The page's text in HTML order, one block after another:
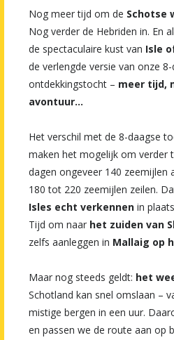
Nog meer tijd om de Schotse
Nog verder de Hebriden in. En
de spectaculaire kust van Isle
de verlengde versie van onze 8-
ontdekkingstocht – meer tijd,
avontuur...
Het verschil met de 8-daagse
maken het mogelijk om verder
dagen ongeveer 140 zeemijlen
180 tot 220 zeemijlen zeilen.
Isles echt verkennen in
Tijd om naar het zuiden van
zelfs aanleggen in Mallaig op
Maar nog steeds geldt: het
Schotland kan snel omslaan –
mistige bergen in een uur.
en passen we de route aan op